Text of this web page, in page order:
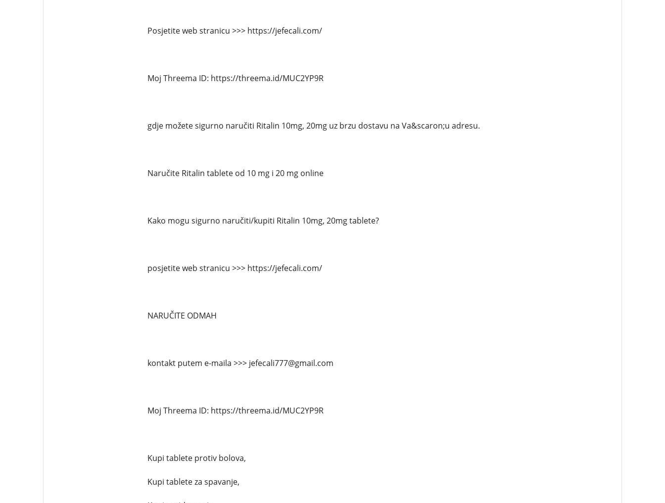
Posjetite web stranicu >>> https://jefecali.com/
Moj Threema ID: https://threema.id/MUC2YP9R
gdje možete sigurno naručiti Ritalin 10mg, 20mg uz brzu dostavu na Va&scaron;u adresu.
Naručite Ritalin tablete od 10 mg i 20 mg online
Kako mogu sigurno naručiti/kupiti Ritalin 10mg, 20mg tablete?
posjetite web stranicu >>> https://jefecali.com/
NARUČITE ODMAH
kontakt putem e-maila >>> jefecali777@gmail.com
Moj Threema ID: https://threema.id/MUC2YP9R
Kupi tablete protiv bolova,
Kupi tablete za spavanje,